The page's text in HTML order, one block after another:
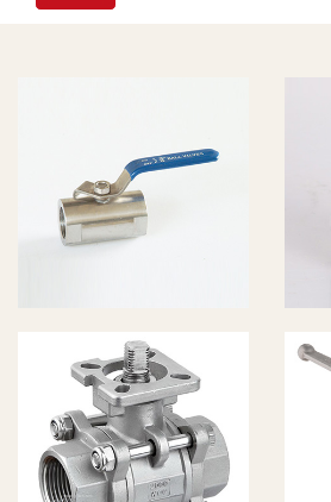
leyu171.com
3PC高平台
内
leyu171.com